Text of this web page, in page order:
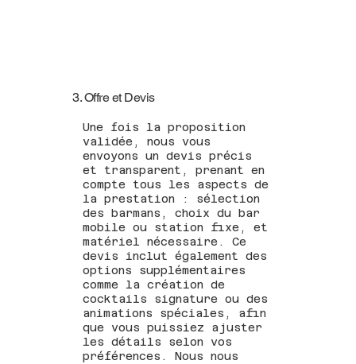
3. Offre et Devis
Une fois la proposition
validée, nous vous
envoyons un devis précis
et transparent, prenant en
compte tous les aspects de
la prestation : sélection
des barmans, choix du bar
mobile ou station fixe, et
matériel nécessaire. Ce
devis inclut également des
options supplémentaires
comme la création de
cocktails signature ou des
animations spéciales, afin
que vous puissiez ajuster
les détails selon vos
préférences. Nous nous